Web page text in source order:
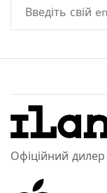
Офіційний